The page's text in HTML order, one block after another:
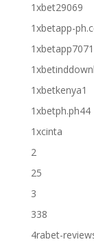
1xbet29069
1xbetapp-
1xbetkenya1
1xbetph.ph44
1xcinta
2
25
3
338
4rabet-